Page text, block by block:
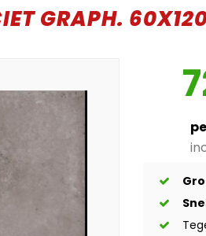
GRAPH.